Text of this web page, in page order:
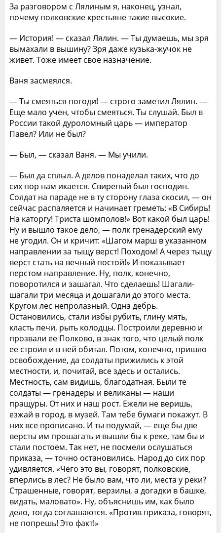
За разговором с Лялиным я, наконец, узнал,
почему полковские крестьяне такие высокие.
— История! — сказал Лялин. — Ты думаешь, мы зря
вымахали в вышину? Зря даже кузька-жучок не
живет. Тоже имеет свое назначение.
Ваня засмеялся.
— Ты смеяться погоди! — строго заметил Лялин. —
Еще мало учен, чтобы смеяться. Ты слушай. Был в
России такой дуроломный царь — император
Павел? Или не был?
— Был, — сказал Ваня. — Мы учили.
— Был да сплыл. А делов понаделал таких, что до
сих пор нам икается. Свирепый был господин.
Солдат на параде не в ту сторону глаза скосил, — он
сейчас распаляется и начинает греметь: «В Сибирь!
На каторгу! Триста шомполов!» Вот какой был царь!
Ну и вышло такое дело, — полк гренадерский ему
не угодил. Он и кричит: «Шагом марш в указанном
направлении за тыщу верст! Походом! А через тыщу
верст стать на вечный постой!» И показывает
перстом направление. Ну, полк, конечно,
поворотился и зашагал. Что сделаешь! Шагали-
шагали три месяца и дошагали до этого места.
Кругом лес непролазный. Одна дебрь.
Остановились, стали избы рубить, глину мять,
класть печи, рыть колодцы. Построили деревню и
прозвали ее Полково, в знак того, что целый полк
ее строил и в ней обитал. Потом, конечно, пришло
освобождение, да солдаты прижились к этой
местности, и, почитай, все здесь и остались.
Местность, сам видишь, благодатная. Были те
солдаты — гренадеры и великаны — наши
пращуры. От них и наш рост. Ежели не веришь,
езжай в город, в музей. Там тебе бумаги покажут. В
них все прописано. И ты подумай, — еще бы две
версты им прошагать и вышли бы к реке, там бы и
стали постоем. Так нет, не посмели ослушаться
приказа, — точно остановились. Народ до сих пор
удивляется. «Чего это вы, говорят, полковские,
вперлись в лес? Не было вам, что ли, места у реки?
Страшенные, говорят, верзилы, а догадки в башке,
видать, маловато». Ну, объяснишь им, как было
дело, тогда соглашаются. «Против приказа, говорят,
не попрешь! Это факт!»